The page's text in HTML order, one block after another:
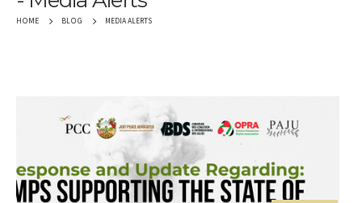
HOME BLOG MEDIA ALERTS